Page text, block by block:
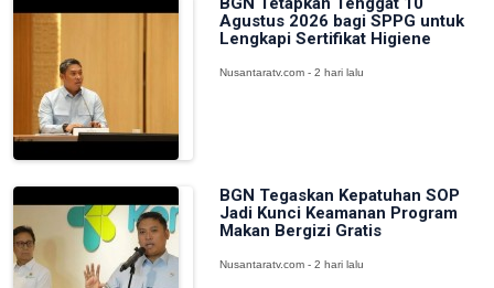
Agustus 2026 bagi SPPG untuk
Lengkapi Sertifikat Higiene
Nusantaratv.com - 2 hari lalu
BGN Tegaskan Kepatuhan SOP
Jadi Kunci Keamanan Program
Makan Bergizi Gratis
Nusantaratv.com - 2 hari lalu